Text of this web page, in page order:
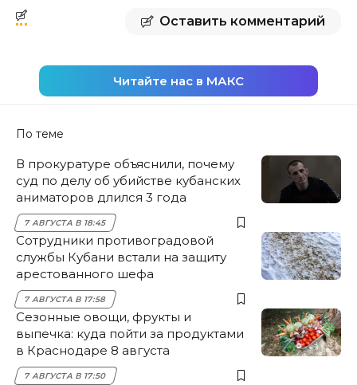
Оставить комментарий
Читайте нас в МАКС
По теме
В прокуратуре объяснили, почему
суд по делу об убийстве кубанских
аниматоров длился 3 года
7 АВГУСТА В 18:45
Сотрудники противоградовой
службы Кубани встали на защиту
арестованного шефа
7 АВГУСТА В 17:58
Сезонные овощи, фрукты и
выпечка: куда пойти за продуктами
в Краснодаре 8 августа
7 АВГУСТА В 17:50